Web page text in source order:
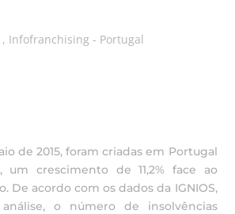
Infofranchising - Portugal
de 2015, foram criadas em Portugal
um crescimento de 11,2% face ao
De acordo com os dados da IGNIOS,
o número de insolvências